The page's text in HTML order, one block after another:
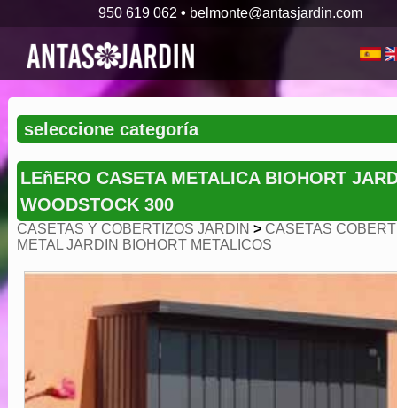
950 619 062 • belmonte@antasjardin.com
LEñERO CASETA METALICA BIOHORT
WOODSTOCK 300
CASETAS Y COBERTIZOS JARDIN > CASETAS
METAL JARDIN BIOHORT METALICOS